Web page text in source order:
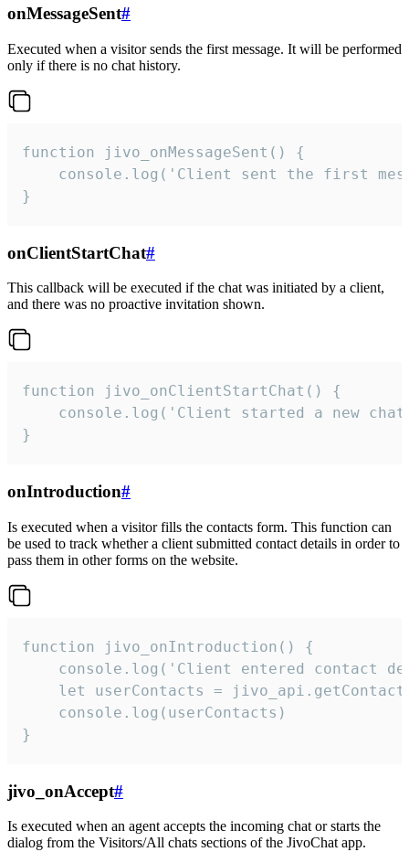
onMessageSent#
Executed when a visitor sends the first message. It will be performed
only if there is no chat history.
function jivo_onMessageSent() {
console.log('Client sent the first
}
onClientStartChat#
This callback will be executed if the chat was initiated by a client,
and there was no proactive invitation shown.
function jivo_onClientStartChat() {
console.log('Client started a new
}
onIntroduction#
Is executed when a visitor fills the contacts form. This function can
be used to track whether a client submitted contact details in order to
pass them in other forms on the website.
function jivo_onIntroduction() {
console.log('Client entered contact
let userContacts =
    console.log(userContacts)
}
jivo_onAccept#
Is executed when an agent accepts the incoming chat or starts the
dialog from the Visitors/All chats sections of the JivoChat app.